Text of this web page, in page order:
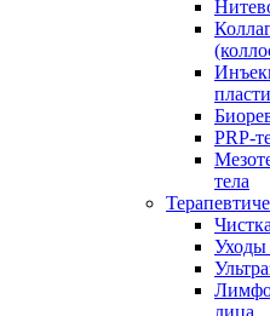
PRP-
тела
Уходы
лица